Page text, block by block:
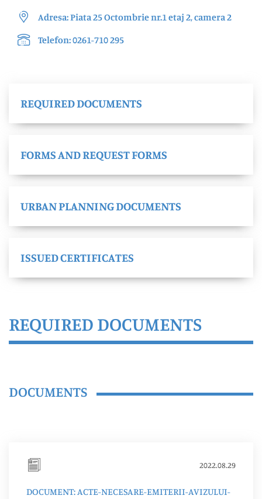
Adresa: Piata 25 Octombrie nr.1 etaj 2, camera 2
Telefon: 0261-710 295
REQUIRED DOCUMENTS
FORMS AND REQUEST FORMS
URBAN PLANNING DOCUMENTS
ISSUED CERTIFICATES
REQUIRED DOCUMENTS
DOCUMENTS
2022.08.29
DOCUMENT: ACTE-NECESARE-EMITERII-AVIZULUI-